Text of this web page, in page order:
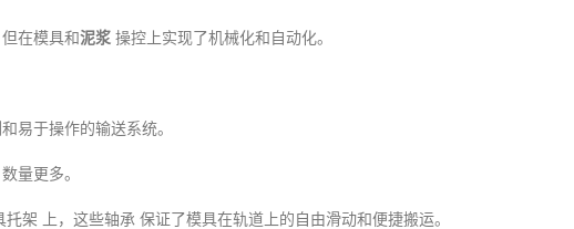
在模具和泥浆 操控上实现了机械化和自动化。
易于操作的输送系统。
量更多。
托架 上，这些轴承 保证了模具在轨道 上的自由滑动和便捷搬运。